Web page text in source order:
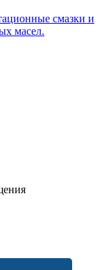
смазки и
масел.